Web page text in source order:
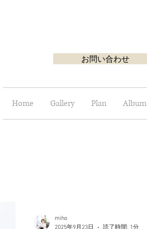
お問い合わせ
Home Gallery Plan Album
miho
2025年9月23日
読了時間: 1分